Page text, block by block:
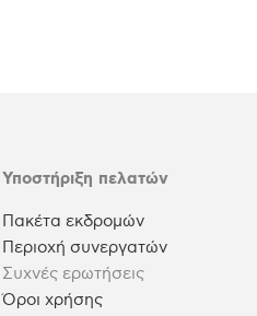
Υποστήριξη πελατών
Πακέτα εκδρομών
Περιοχή συνεργατών
Συχνές ερωτήσεις
Όροι χρήσης